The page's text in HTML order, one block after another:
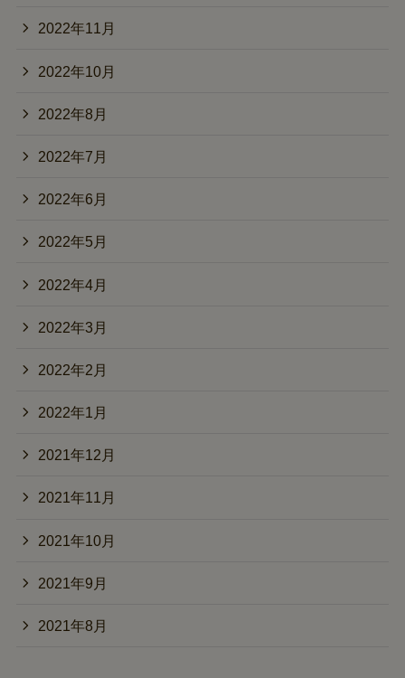
2022年11月
2022年10月
2022年8月
2022年7月
2022年6月
2022年5月
2022年4月
2022年3月
2022年2月
2022年1月
2021年12月
2021年11月
2021年10月
2021年9月
2021年8月